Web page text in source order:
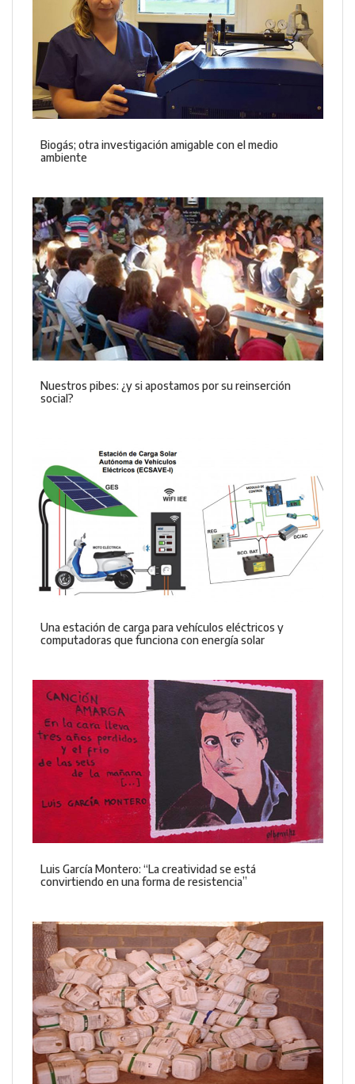
Biogás; otra investigación amigable con el medio
ambiente
Nuestros pibes: ¿y si apostamos por su reinserción
social?
Una estación de carga para vehículos eléctricos y
computadoras que funciona con energía solar
Luis García Montero: “La creatividad se está
convirtiendo en una forma de resistencia”